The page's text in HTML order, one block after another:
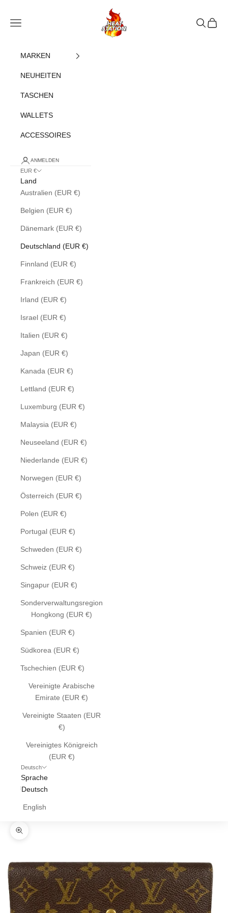
heatstation
Navigationsmenü öffnen
Suche
MARKEN
NEUHEITEN
TASCHEN
WALLETS
ACCESSOIRES
ANMELDEN
EUR €
Land
Australien (EUR €)
Belgien (EUR €)
Dänemark (EUR €)
Deutschland (EUR €)
Finnland (EUR €)
Frankreich (EUR €)
Irland (EUR €)
Israel (EUR €)
Italien (EUR €)
Japan (EUR €)
Kanada (EUR €)
Lettland (EUR €)
Luxemburg (EUR €)
Malaysia (EUR €)
Neuseeland (EUR €)
Niederlande (EUR €)
Norwegen (EUR €)
Österreich (EUR €)
Polen (EUR €)
Portugal (EUR €)
Schweden (EUR €)
Schweiz (EUR €)
Singapur (EUR €)
Sonderverwaltungsregion
Hongkong (EUR €)
Spanien (EUR €)
Südkorea (EUR €)
Tschechien (EUR €)
Vereinigte Arabische
Emirate (EUR €)
Vereinigte Staaten (EUR
€)
Vereinigtes Königreich
(EUR €)
Deutsch
Sprache
Deutsch
English
Bild vergrößern